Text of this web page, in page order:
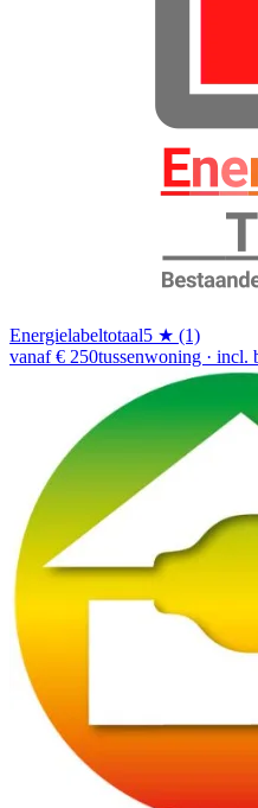
Energielabeltotaal5 ★ (1)
vanaf € 250tussenwoning · incl.